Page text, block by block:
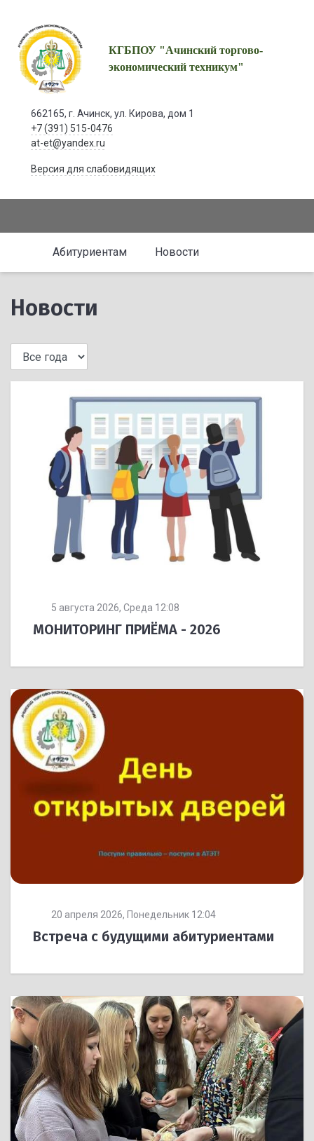
КГБПОУ "Ачинский торгово-
экономический техникум"
662165, г. Ачинск, ул. Кирова, дом 1
+7 (391) 515-0476
at-et@yandex.ru
Версия для слабовидящих
Абитуриентам Новости
Новости
5 августа 2026, Среда 12:08
МОНИТОРИНГ ПРИЁМА - 2026
20 апреля 2026, Понедельник 12:04
Встреча с будущими абитуриентами